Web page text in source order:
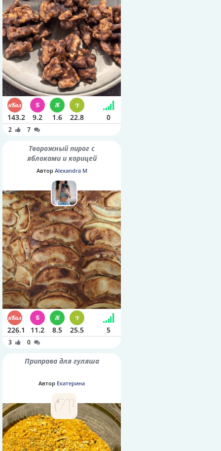
143.2 9.2 1.6 22.8 0
2 7
Творожный пирог с
яблоками и корицей
Автор Alexandra M
226.1 11.2 8.5 25.5 5
3 0
Приправа для гуляша
Автор Екатерина